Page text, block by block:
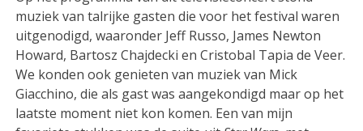
muziek van talrijke gasten die voor het festival waren
uitgenodigd, waaronder Jeff Russo, James Newton
Howard, Bartosz Chajdecki en Cristobal Tapia de Veer.
We konden ook genieten van muziek van Mick
Giacchino, die als gast was aangekondigd maar op het
laatste moment niet kon komen. Een van mijn